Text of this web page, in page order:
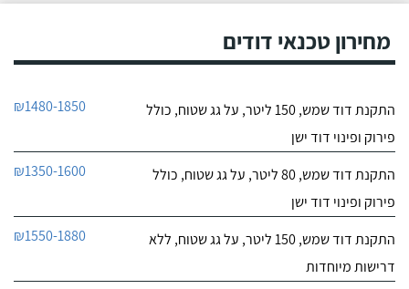
מחירון טכנאי דודים
התקנת דוד שמש, 150 ליטר, על גג שטוח, כולל
פירוק ופינוי דוד ישן
₪1480-1850
התקנת דוד שמש, 80 ליטר, על גג שטוח, כולל
פירוק ופינוי דוד ישן
₪1350-1600
התקנת דוד שמש, 150 ליטר, על גג שטוח, ללא
דרישות מיוחדות
₪1550-1880